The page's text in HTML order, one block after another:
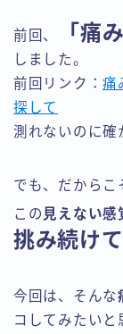
前回、 「痛
しました。
前回リンク：痛
探して
測れないのに確
でも、だからこ
この 見えない感
挑み続け
今回は、そんな
コしてみたいと